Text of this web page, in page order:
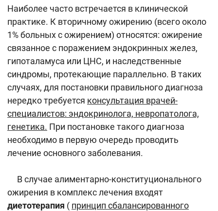
Наиболее часто встречается в клинической
практике. К вторичному ожирению (всего около
1% больных с ожирением) относятся: ожирение
связанное с поражением эндокринных желез,
гипоталамуса или ЦНС, и наследственные
синдромы, протекающие параллельно. В таких
случаях, для постановки правильного диагноза
нередко требуется консультация врачей-
специалистов: эндокринолога, невропатолога,
генетика. При постановке такого диагноза
необходимо в первую очередь проводить
лечение основного заболевания.
В случае алиментарно-конституционального
ожирения в комплекс лечения входят
диетотерапия ( принцип сбалансированного